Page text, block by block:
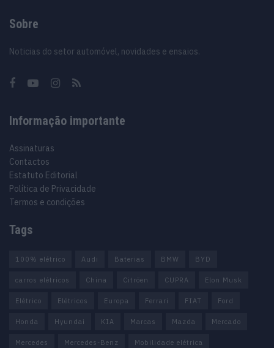
Sobre
Noticias do setor automóvel, novidades e ensaios.
Informação importante
Assinaturas
Contactos
Estatuto Editorial
Política de Privacidade
Termos e condições
Tags
100% elétrico Audi Baterias BMW BYD
carros elétricos China Citröen CUPRA Elon Musk
Elétrico Elétricos Europa Ferrari FIAT Ford
Honda Hyundai KIA Marcas Mazda Mercado
Mercedes Mercedes-Benz Mobilidade elétrica